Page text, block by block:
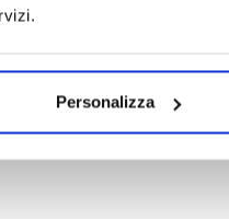
Personalizza